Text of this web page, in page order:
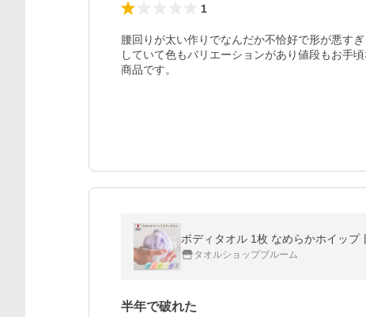
1
腰回りが太い作りでなんだか不恰好で形が悪す
していて色もバリエーションがあり値段もお手
商品です。
ボディタオル 1枚 なめらかホイッ
タオルショップブルーム
半年で破れた